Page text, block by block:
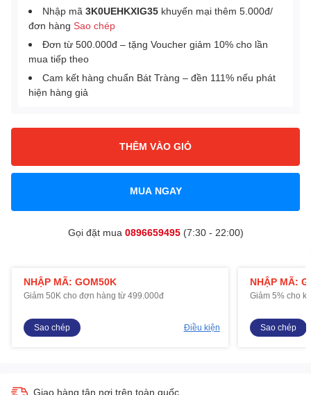
Nhập mã 3K0UEHKXIG35 khuyến mại thêm 5.000đ/
đơn hàng Sao chép
Đơn từ 500.000đ – tặng Voucher giảm 10% cho lần
mua tiếp theo
Cam kết hàng chuẩn Bát Tràng – đền 111% nếu phát
hiện hàng giả
THÊM VÀO GIỎ
MUA NGAY
Gọi đặt mua 0896659495(7:30 - 22:00)
NHẬP MÃ: GOM50K
Giảm 50K cho đơn hàng từ 499.000đ
Sao chép Điều kiện
NHẬP MÃ:
Giảm 5% cho
Sao chép
Giao hàng tận nơi trên toàn quốc.